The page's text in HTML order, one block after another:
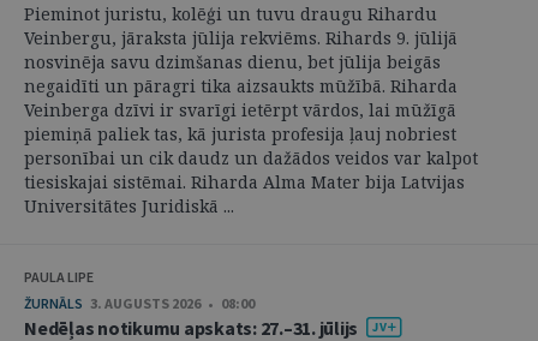
Pieminot juristu, kolēģi un tuvu draugu Rihardu
Veinbergu, jāraksta jūlija rekviēms. Rihards 9. jūlijā
nosvinēja savu dzimšanas dienu, bet jūlija beigās
negaidīti un pāragri tika aizsaukts mūžībā. Riharda
Veinberga dzīvi ir svarīgi ietērpt vārdos, lai mūžīgā
piemiņā paliek tas, kā jurista profesija ļauj nobriest
personībai un cik daudz un dažādos veidos var kalpot
tiesiskajai sistēmai. Riharda Alma Mater bija Latvijas
Universitātes Juridiskā ...
PAULA LIPE
ŽURNĀLS 3. AUGUSTS 2026 • 08:00
Nedēļas notikumu apskats: 27.–31. jūlijs